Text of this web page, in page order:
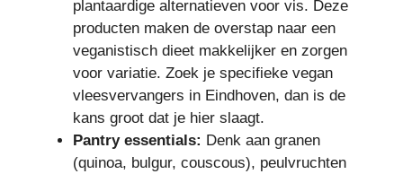
plantaardige alternatieven voor vis. Deze
producten maken de overstap naar een
veganistisch dieet makkelijker en zorgen
voor variatie. Zoek je specifieke vegan
vleesvervangers in Eindhoven, dan is de
kans groot dat je hier slaagt.
Pantry essentials: Denk aan granen
(quinoa, bulgur, couscous), peulvruchten